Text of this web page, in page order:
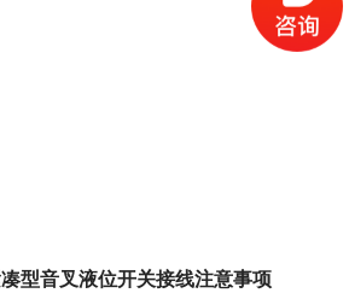
型音叉液位开关接线注意事项